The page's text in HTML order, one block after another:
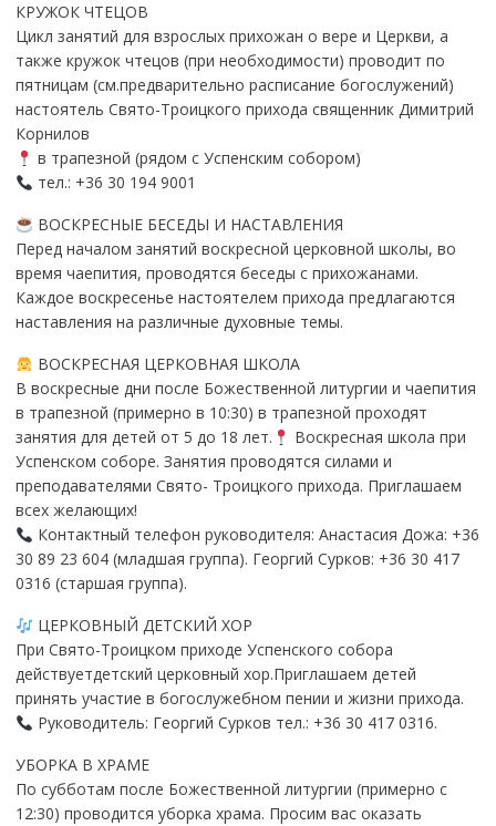
КРУЖОК ЧТЕЦОВ
Цикл занятий для взрослых прихожан о вере и Церкви, а
также кружок чтецов (при необходимости) проводит по
пятницам (см.предварительно расписание богослужений)
настоятель Свято-Троицкого прихода священник Димитрий
Корнилов
в трапезной (рядом с Успенским собором)
тел.: +36 30 194 9001
ВОСКРЕСНЫЕ БЕСЕДЫ И НАСТАВЛЕНИЯ
Перед началом занятий воскресной церковной школы, во
время чаепития, проводятся беседы с прихожанами.
Каждое воскресенье настоятелем прихода предлагаются
наставления на различные духовные темы.
ВОСКРЕСНАЯ ЦЕРКОВНАЯ ШКОЛА
В воскресные дни после Божественной литургии и чаепития
в трапезной (примерно в 10:30) в трапезной проходят
занятия для детей от 5 до 18 лет.
Воскресная школа при
Успенском соборе. Занятия проводятся силами и
преподавателями Свято- Троицкого прихода. Приглашаем
всех желающих!
Контактный телефон руководителя: Анастасия Дожа: +36
30 89 23 604 (младшая группа). Георгий Сурков: +36 30 417
0316 (старшая группа).
ЦЕРКОВНЫЙ ДЕТСКИЙ ХОР
При Свято-Троицком приходе Успенского собора
действуетдетский церковный хор.Приглашаем детей
принять участие в богослужебном пении и жизни прихода.
Руководитель: Георгий Сурков тел.: +36 30 417 0316.
УБОРКА В ХРАМЕ
По субботам после Божественной литургии (примерно с
12:30) проводится уборка храма. Просим вас оказать